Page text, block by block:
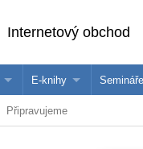
Internetový obchod
E-knihy
Jak na naše e-knihy?
Připravujeme